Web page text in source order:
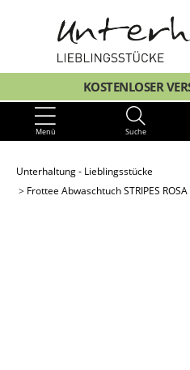
KOSTENLOSER
Menü Suche
Unterhaltung - Lieblingsstücke
Frottee Abwaschtuch STRIPES ROSA